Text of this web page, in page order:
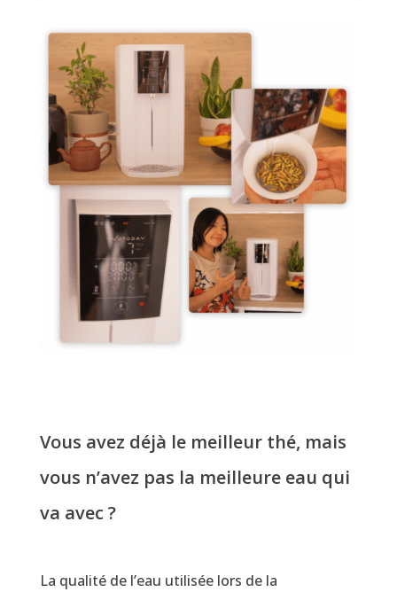
Vous avez déjà le meilleur thé, mais
vous n’avez pas la meilleure eau qui
va avec ?
La qualité de l’eau utilisée lors de la